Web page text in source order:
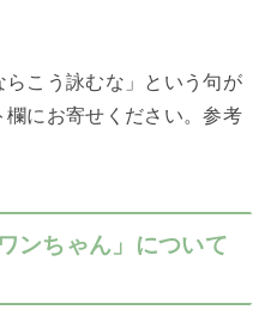
こう詠むな」という句が
にお寄せください。参考
ンちゃん」について